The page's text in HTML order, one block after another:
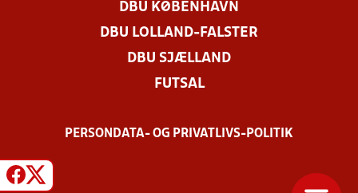
DBU KØBENHAVN
DBU LOLLAND-FALSTER
DBU SJÆLLAND
FUTSAL
PERSONDATA- OG PRIVATLIVS-POLITIK